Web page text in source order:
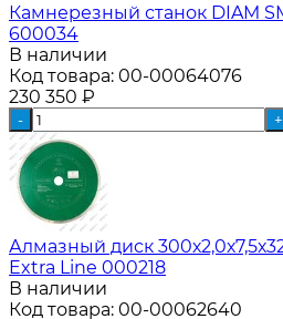
Камнерезный станок DIAM
600034
В наличии
Код товара: 00-00064076
230 350 ₽
- +
Алмазный диск
Extra Line 000218
В наличии
Код товара: 00-00062640